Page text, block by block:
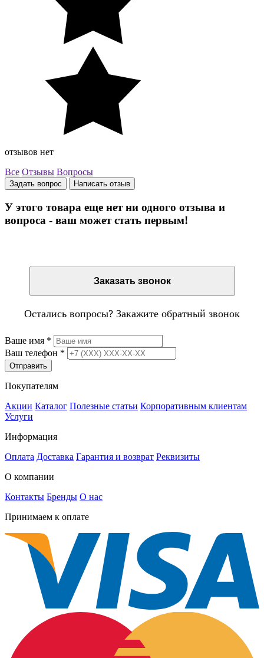
отзывов нет
Все Отзывы Вопросы
Задать вопрос Написать отзыв
У этого товара еще нет ни одного отзыва и
вопроса - ваш может стать первым!
Заказать звонок
Остались вопросы? Закажите обратный звонок
Ваше имя *
Ваш телефон *
Отправить
Покупателям
Акции Каталог Полезные статьи Корпоративным клиентам
Услуги
Информация
Оплата Доставка Гарантия и возврат Реквизиты
О компании
Контакты Бренды О нас
Принимаем к оплате